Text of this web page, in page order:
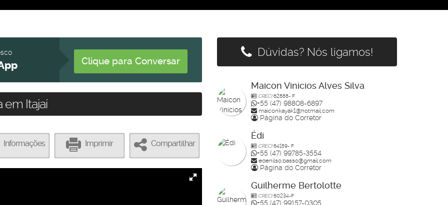
Clique para Conversar
em Itajaí
Informações Imprimir Compartilhar
Dúvidas? Nós ligamos!
Maicon Vinicios Alves Silva
CRECI62888- F
+55 (47) 98808-6897
maiconkayak1@hotmail.com
Página do Corretor
Édi
CRECI64159- F
+55 (47) 99785-3554
edenilso.basso@gmail.com
Página do Corretor
Guilherme Bertolotte
CRECI60234-F
+55 (47) 99157-0305